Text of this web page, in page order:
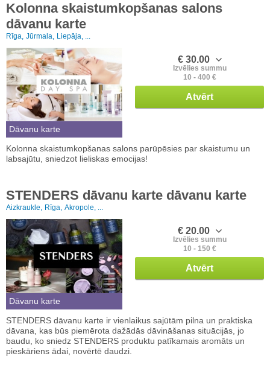
Kolonna skaistumkopšanas salons
dāvanu karte
Rīga, Jūrmala, Liepāja, ...
Dāvanu karte
€ 30.00
Izvēlies summu
10 - 400 €
Atvērt
Kolonna skaistumkopšanas salons parūpēsies par skaistumu un
labsajūtu, sniedzot lieliskas emocijas!
STENDERS dāvanu karte dāvanu karte
Aizkraukle, Rīga, Akropole, ...
Dāvanu karte
€ 20.00
Izvēlies summu
10 - 150 €
Atvērt
STENDERS dāvanu karte ir vienlaikus sajūtām pilna un praktiska
dāvana, kas būs piemērota dažādās dāvināšanas situācijās, jo
baudu, ko sniedz STENDERS produktu patīkamais aromāts un
pieskāriens ādai, novērtē daudzi.